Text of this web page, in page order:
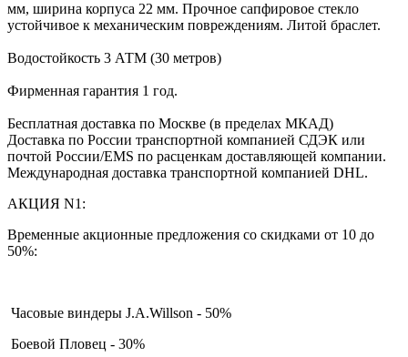
мм, ширина корпуса 22 мм. Прочное сапфировое стекло
устойчивое к механическим повреждениям. Литой браслет.
Водостойкость 3 АТМ (30 метров)
Фирменная гарантия 1 год.
Бесплатная доставка по Москве (в пределах МКАД)
Доставка по России транспортной компанией СДЭК или
почтой России/EMS по расценкам доставляющей компании.
Международная доставка транспортной компанией DHL.
АКЦИЯ N1:
Временные акционные предложения со скидками от 10 до
50%:
Часовые виндеры J.A.Willson - 50%
Боевой Пловец - 30%